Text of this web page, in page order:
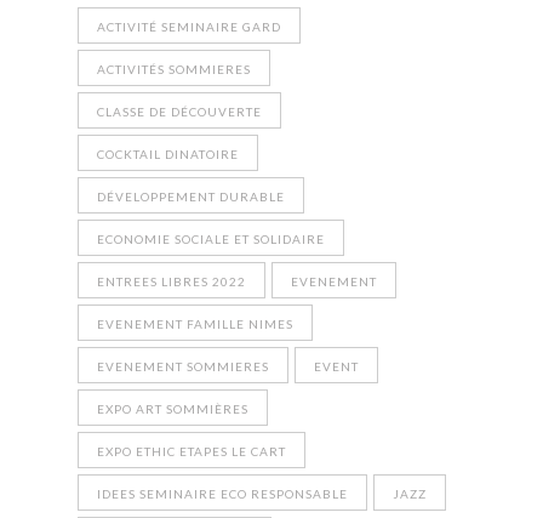
ACTIVITÉ SEMINAIRE GARD
ACTIVITÉS SOMMIERES
CLASSE DE DÉCOUVERTE
COCKTAIL DINATOIRE
DÉVELOPPEMENT DURABLE
ECONOMIE SOCIALE ET SOLIDAIRE
ENTREES LIBRES 2022 EVENEMENT
EVENEMENT FAMILLE NIMES
EVENEMENT SOMMIERES EVENT
EXPO ART SOMMIÈRES
EXPO ETHIC ETAPES LE CART
IDEES SEMINAIRE ECO RESPONSABLE JAZZ